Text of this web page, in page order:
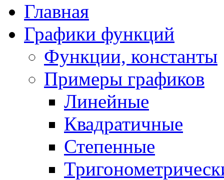
Главная
Графики функций
Функции, константы
Примеры графиков
Линейные
Квадратичные
Степенные